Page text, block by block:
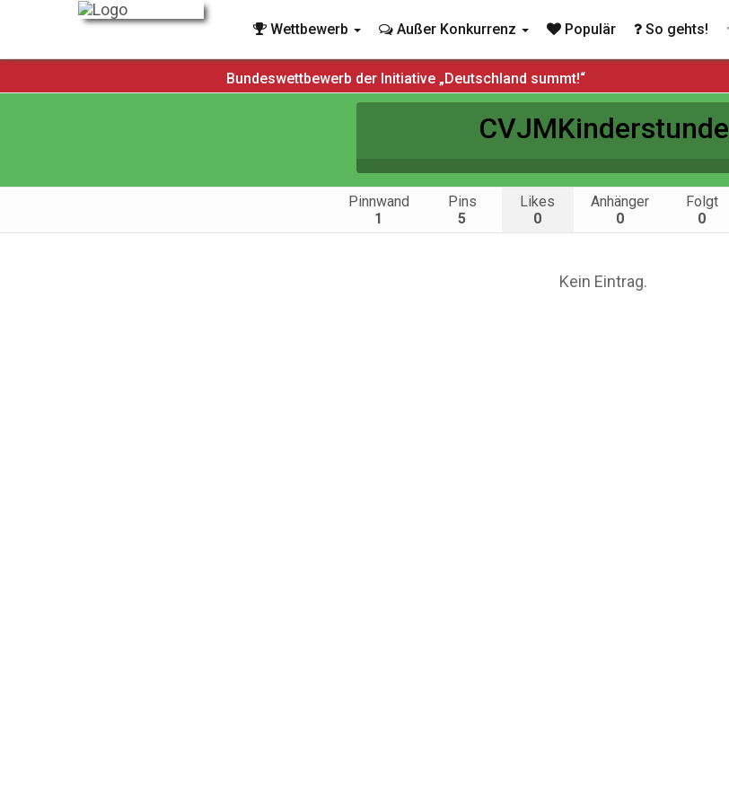
Wettbewerb Außer Konkurrenz Populär So gehts!
Bundeswettbewerb der Initiative „Deutschland summt!“
CVJMKinderstunde
Pinnwand
1
Pins
5
Likes
0
Anhänger
0
Folgt
0
Kein Eintrag.